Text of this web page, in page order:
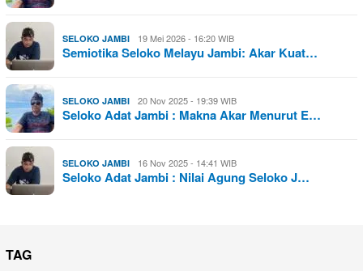
SELOKO JAMBI 19 Mei 2026 - 16:20 WIB
Semiotika Seloko Melayu Jambi: Akar Kuat…
SELOKO JAMBI 20 Nov 2025 - 19:39 WIB
Seloko Adat Jambi : Makna Akar Menurut E…
SELOKO JAMBI 16 Nov 2025 - 14:41 WIB
Seloko Adat Jambi : Nilai Agung Seloko J…
TAG